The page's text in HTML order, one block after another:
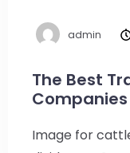
admin
The Best
Image for